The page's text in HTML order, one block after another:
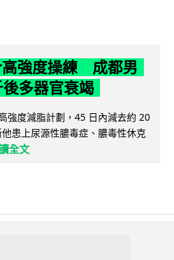
高強度操練 成都男
多器官衰竭
強度減脂計劃，45 日內減去約 20
患上尿源性膿毒症、膿毒性休克
全文